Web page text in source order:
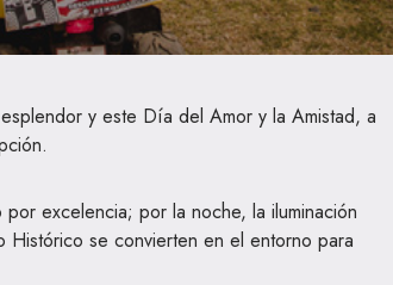
y este Día del Amor y la Amistad, a
excelencia; por la noche, la iluminación
se convierten en el entorno para